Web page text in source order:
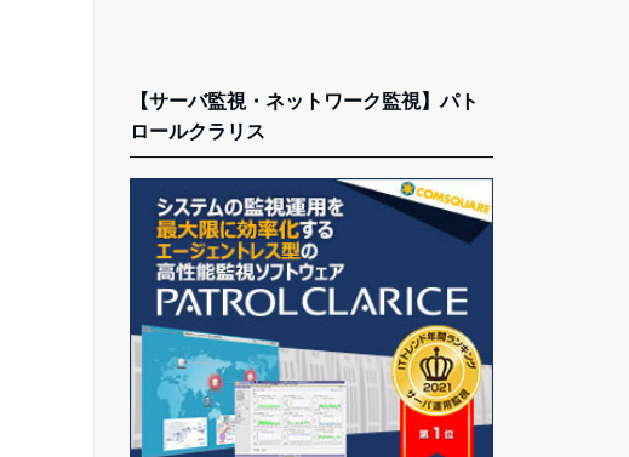
【サーバ監視・ネットワーク監視】パト
ロールクラリス